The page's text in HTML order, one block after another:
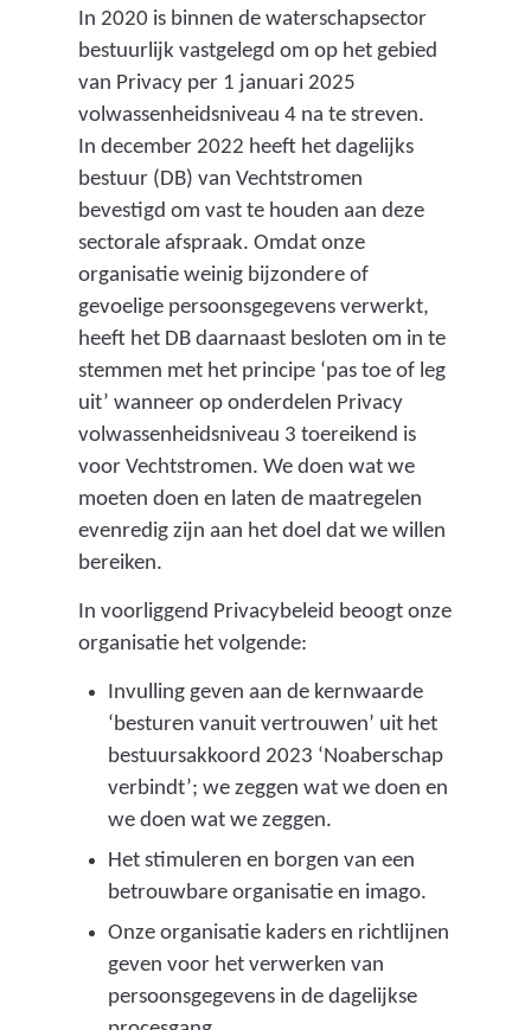
In 2020 is binnen de waterschapsector
bestuurlijk vastgelegd om op het gebied
van Privacy per 1 januari 2025
volwassenheidsniveau 4 na te streven.
In december 2022 heeft het dagelijks
bestuur (DB) van Vechtstromen
bevestigd om vast te houden aan deze
sectorale afspraak. Omdat onze
organisatie weinig bijzondere of
gevoelige persoonsgegevens verwerkt,
heeft het DB daarnaast besloten om in te
stemmen met het principe ‘pas toe of leg
uit’ wanneer op onderdelen Privacy
volwassenheidsniveau 3 toereikend is
voor Vechtstromen. We doen wat we
moeten doen en laten de maatregelen
evenredig zijn aan het doel dat we willen
bereiken.
In voorliggend Privacybeleid beoogt onze
organisatie het volgende:
Invulling geven aan de kernwaarde
‘besturen vanuit vertrouwen’ uit het
bestuursakkoord 2023 ‘Noaberschap
verbindt’; we zeggen wat we doen en
we doen wat we zeggen.
Het stimuleren en borgen van een
betrouwbare organisatie en imago.
Onze organisatie kaders en richtlijnen
geven voor het verwerken van
persoonsgegevens in de dagelijkse